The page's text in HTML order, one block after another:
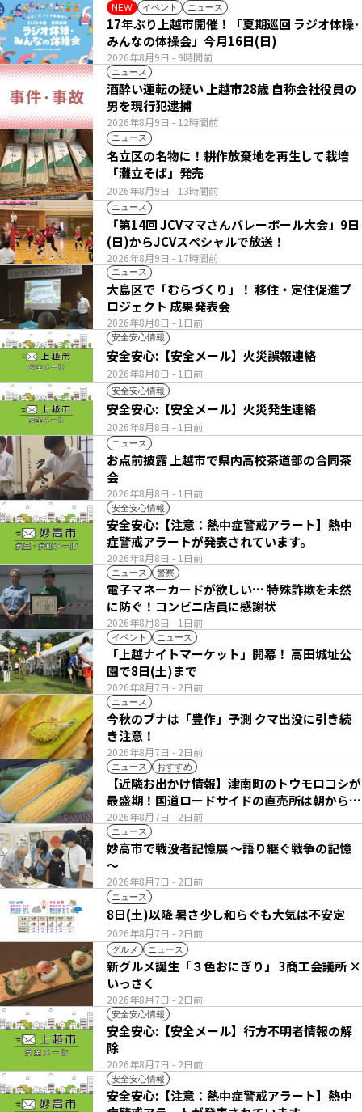
NEW イベント ニュース
2026年8月9日 - 9時間前
17年ぶり上越市開催！「夏期巡回 ラジオ体操･
みんなの体操会」今月16日(日)
ニュース
2026年8月9日 - 12時間前
酒酔い運転の疑い 上越市28歳 自称会社役員の
男を現行犯逮捕
ニュース
2026年8月9日 - 13時間前
名立区の名物に！耕作放棄地を再生して栽培
「灘立そば」発売
ニュース
2026年8月9日 - 17時間前
「第14回 JCVママさんバレーボール大会」9日
(日)からJCVスペシャルで放送！
ニュース
2026年8月8日 - 1日前
大島区で「むらづくり」！ 移住・定住促進プ
ロジェクト 成果発表会
安全安心情報
2026年8月8日 - 1日前
安全安心:【安全メール】火災誤報連絡
安全安心情報
2026年8月8日 - 1日前
安全安心:【安全メール】火災発生連絡
ニュース
2026年8月8日 - 1日前
お点前披露 上越市で県内高校茶道部の合同茶
会
安全安心情報
2026年8月8日 - 1日前
安全安心:【注意：熱中症警戒アラート】熱中
症警戒アラートが発表されています。
ニュース 警察
2026年8月8日 - 1日前
電子マネーカードが欲しい… 特殊詐欺を未然
に防ぐ！コンビニ店員に感謝状
イベント ニュース
2026年8月7日 - 2日前
「上越ナイトマーケット」開幕！ 高田城址公
園で8日(土)まで
ニュース
2026年8月7日 - 2日前
今秋のブナは「豊作」予測 クマ出没に引き続
き注意！
ニュース おすすめ
2026年8月7日 - 2日前
【近隣お出かけ情報】津南町のトウモロコシが
最盛期！国道ロードサイドの直売所は朝から長
い列
ニュース
2026年8月7日 - 2日前
妙高市で戦没者記憶展 ～語り継ぐ戦争の記憶
～
ニュース
2026年8月7日 - 2日前
8日(土)以降 暑さ少し和らぐも大気は不安定
グルメ ニュース
2026年8月7日 - 2日前
新グルメ誕生「３色おにぎり」 3商工会議所 ×
いっさく
安全安心情報
2026年8月7日 - 2日前
安全安心:【安全メール】行方不明者情報の解
除
安全安心情報
安全安心:【注意：熱中症警戒アラート】熱中